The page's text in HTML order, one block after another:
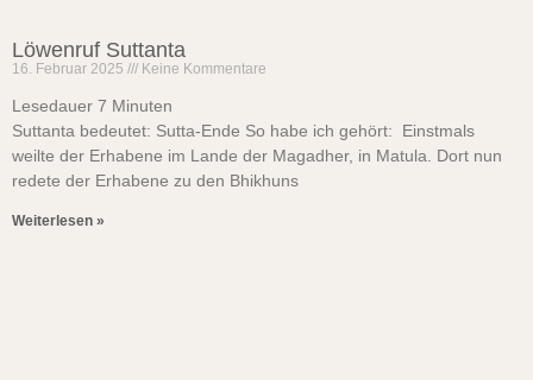
Löwenruf Suttanta
16. Februar 2025 Keine Kommentare
Lesedauer 7 Minuten
Suttanta bedeutet: Sutta-Ende So habe ich gehört: Einstmals
weilte der Erhabene im Lande der Magadher, in Matula. Dort nun
redete der Erhabene zu den Bhikhuns
Weiterlesen »